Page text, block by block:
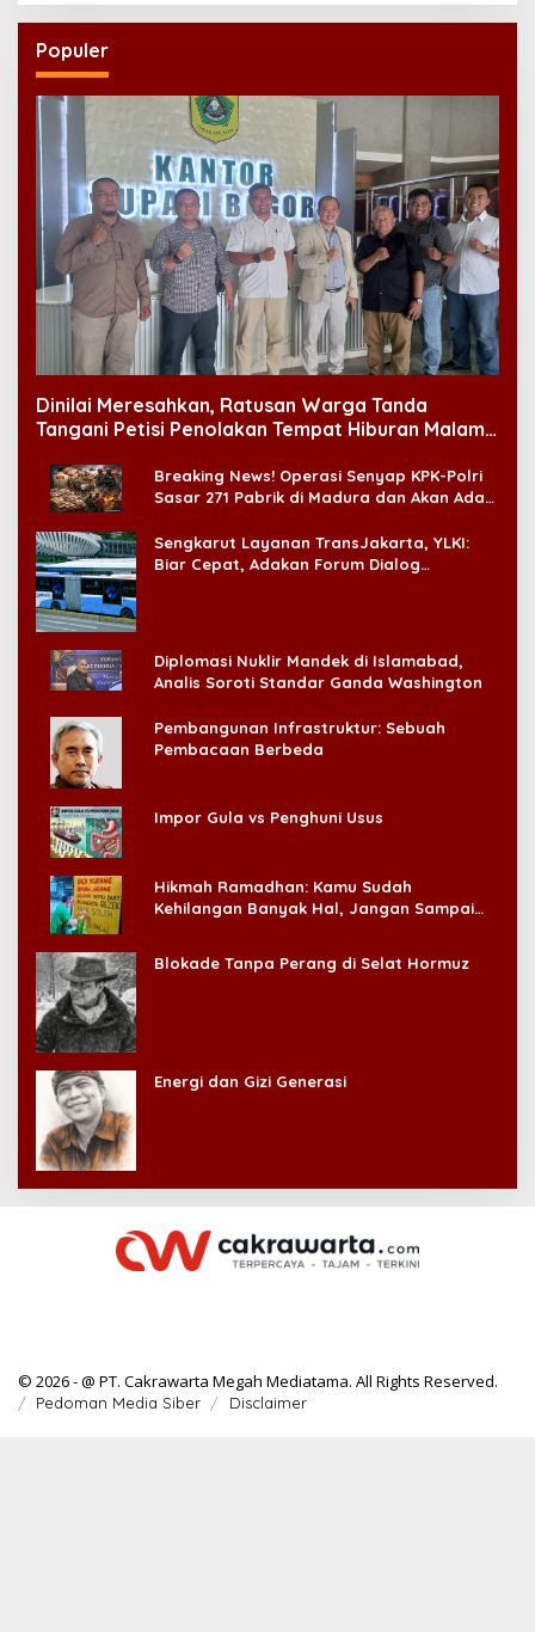
Populer
Dinilai Meresahkan, Ratusan Warga Tanda
Tangani Petisi Penolakan Tempat Hiburan Malam
Breaking News! Operasi Senyap KPK-Polri
Sasar 271 Pabrik di Madura dan Akan Ada
Sengkarut Layanan TransJakarta, YLKI:
Biar Cepat, Adakan Forum Dialog
Diplomasi Nuklir Mandek di Islamabad,
Analis Soroti Standar Ganda Washington
Pembangunan Infrastruktur: Sebuah
Pembacaan Berbeda
Impor Gula vs Penghuni Usus
Hikmah Ramadhan: Kamu Sudah
Kehilangan Banyak Hal, Jangan Sampai
Blokade Tanpa Perang di Selat Hormuz
Energi dan Gizi Generasi
© 2026 - @ PT. Cakrawarta Megah Mediatama. All Rights Reserved.
Pedoman Media Siber Disclaimer